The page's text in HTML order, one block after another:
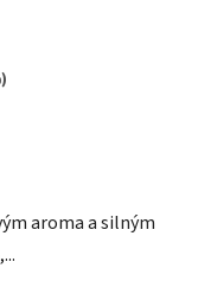
aroma a silným